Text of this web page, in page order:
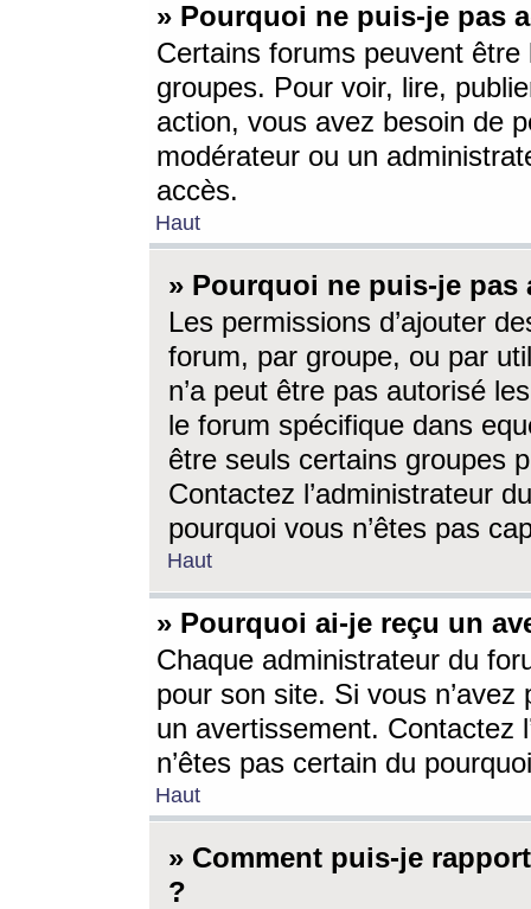
» Pourquoi ne puis-je pas
Certains forums peuvent être
groupes. Pour voir, lire,
action, vous avez besoin de
modérateur ou un
accès.
Haut
» Pourquoi ne puis-je
Les permissions d’ajouter
forum, par groupe, ou par
n’a peut être pas autorisé
le forum spécifique dans
être seuls certains groupes
Contactez l’administrateur
pourquoi vous n’êtes pas
Haut
» Pourquoi ai-je reçu un
Chaque administrateur du
pour son site. Si vous
un avertissement. Contactez
n’êtes pas certain du
Haut
» Comment puis-je
?